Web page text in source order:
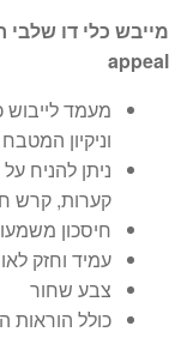
היה:
₪399.
appeal
מעמד לייבוש
וניקיון המטבח
ניתן להניח
קערות, קרש
חיסכון
עמיד וחזק
צבע שחור
כולל הוראות